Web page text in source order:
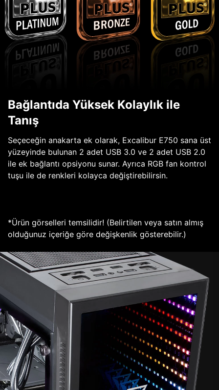
Bağlantıda Yüksek Kolaylık ile
Tanış
Seçeceğin anakarta ek olarak, Excalibur E750 sana üst
yüzeyinde bulunan 2 adet USB 3.0 ve 2 adet USB 2.0
ile ek bağlantı opsiyonu sunar. Ayrıca RGB fan kontrol
tuşu ile de renkleri kolayca değiştirebilirsin.
*Ürün görselleri temsilidir! (Belirtilen veya satın almış
olduğunuz içeriğe göre değişkenlik gösterebilir.)